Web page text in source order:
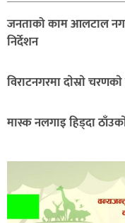
जनताको काम आलटाल
निर्देशन
विराटनगरमा दाेस्राे
मास्क नलगाइ हिड्दा